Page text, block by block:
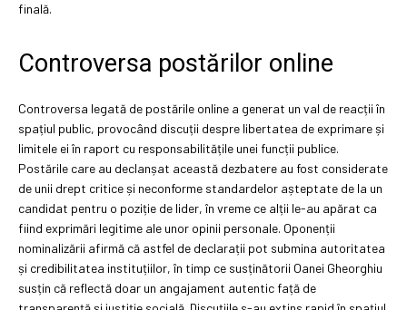
finală.
Controversa postărilor online
Controversa legată de postările online a generat un val de reacții în
spațiul public, provocând discuții despre libertatea de exprimare și
limitele ei în raport cu responsabilitățile unei funcții publice.
Postările care au declanșat această dezbatere au fost considerate
de unii drept critice și neconforme standardelor așteptate de la un
candidat pentru o poziție de lider, în vreme ce alții le-au apărat ca
fiind exprimări legitime ale unor opinii personale. Oponenții
nominalizării afirmă că astfel de declarații pot submina autoritatea
și credibilitatea instituțiilor, în timp ce susținătorii Oanei Gheorghiu
susțin că reflectă doar un angajament autentic față de